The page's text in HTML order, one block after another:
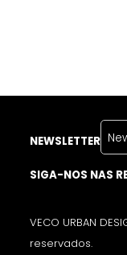
NEWSLETTER
SIGA-NOS NAS
VECO URBAN
reservados.